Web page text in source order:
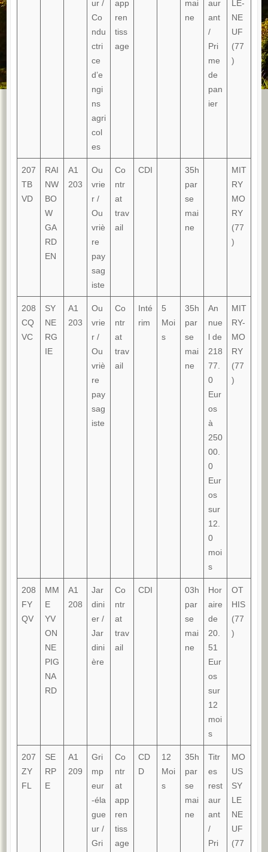
ur /
Co
ndu
ctri
ce
d’e
ngi
ns
agri
col
es
app
ren
tiss
age
mai
ne
aur
ant
/
Pri
me
de
pan
ier
LE-
NE
UF
(77
)
207
TB
VD
RAI
NW
BO
W
GA
RD
EN
A1
203
Ou
vrie
r /
Ou
vriè
re
pay
sag
iste
Co
ntr
at
trav
ail
CDI
35h
par
se
mai
ne
MIT
RY
MO
RY
(77
)
208
CQ
VC
SY
NE
RG
IE
A1
203
Ou
vrie
r /
Ou
vriè
re
pay
sag
iste
Co
ntr
at
trav
ail
Inté
rim
5
Moi
s
35h
par
se
mai
ne
An
nue
l de
218
77.
0
Eur
os
à
250
00.
0
Eur
os
sur
12.
0
moi
s
MIT
RY-
MO
RY
(77
)
208
FY
QV
MM
E
YV
ON
NE
PIG
NA
RD
A1
208
Jar
dini
er /
Jar
dini
ère
Co
ntr
at
trav
ail
CDI
03h
par
se
mai
ne
Hor
aire
de
20.
51
Eur
os
sur
12
moi
s
OT
HIS
(77
)
207
ZY
FL
SE
RP
E
A1
209
Gri
mp
eur
-éla
gue
ur /
Gri
Co
ntr
at
app
ren
tiss
age
CD
D
12
Moi
s
35h
par
se
mai
ne
Titr
es
rest
aur
ant
/
Pri
MO
US
SY
LE
NE
UF
(77